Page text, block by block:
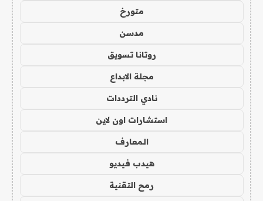
متورخ
مدسن
روتانا تسويق
مجلة الابداع
نادي الترددات
استشارات اون لاين
المعارف
هيدب فيديو
رمح التقنية